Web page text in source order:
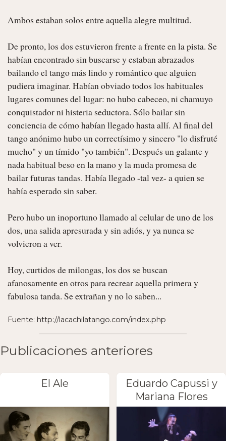
Ambos estaban solos entre aquella alegre multitud.
De pronto, los dos estuvieron frente a frente en la pista. Se
habían encontrado sin buscarse y estaban abrazados
bailando el tango más lindo y romántico que alguien
pudiera imaginar. Habían obviado todos los habituales
lugares comunes del lugar: no hubo cabeceo, ni chamuyo
conquistador ni histeria seductora. Sólo bailar sin
conciencia de cómo habían llegado hasta allí. Al final del
tango anónimo hubo un correctísimo y sincero "lo disfruté
mucho" y un tímido "yo también". Después un galante y
nada habitual beso en la mano y la muda promesa de
bailar futuras tandas. Había llegado -tal vez- a quien se
había esperado sin saber.
Pero hubo un inoportuno llamado al celular de uno de los
dos, una salida apresurada y sin adiós, y ya nunca se
volvieron a ver.
Hoy, curtidos de milongas, los dos se buscan
afanosamente en otros para recrear aquella primera y
fabulosa tanda. Se extrañan y no lo saben...
Fuente: http://lacachilatango.com/index.php
Publicaciones anteriores
El Ale
Eduardo Capussi y
Mariana Flores